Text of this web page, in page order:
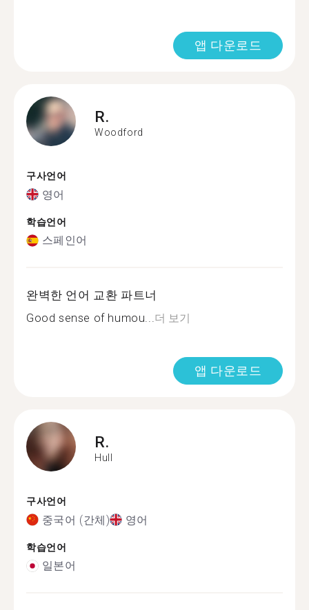
앱 다운로드
R.
Woodford
구사언어
영어
학습언어
스페인어
완벽한 언어 교환 파트너
Good sense of humou...더 보기
앱 다운로드
R.
Hull
구사언어
중국어 (간체) 영어
학습언어
일본어